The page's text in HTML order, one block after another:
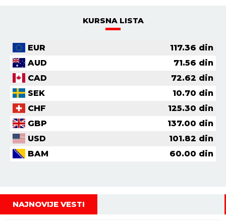
KURSNA LISTA
EUR 117.36 din
AUD
71.56 din
CAD
72.62 din
SEK
10.70 din
CHF
125.30 din
GBP
137.00 din
USD
101.82 din
BAM
60.00 din
NAJNOVIJE VESTI